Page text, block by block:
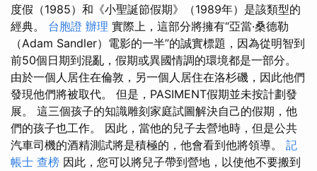
度假（1985）和《小聖誕節假期》（1989年）是該類型的
經典。 台胞證 辦理 實際上，這部分將擁有“亞當·桑德勒
（Adam Sandler）電影的一半”的誠實標題，因為從明智到
前50個日期到混亂，假期或異國情調的環境都是一部分。
由於一個人居住在倫敦，另一個人居住在洛杉磯，因此他們
發現他們將被取代。 但是，PASIMENT假期並未按計劃發
展。 這三個孩子的知識雕刻家庭試圖解決自己的假期，他
們的孩子也工作。 因此，當他的兒子去營地時，但是公共
汽車司機的酒精測試將是積極的，他會看到他將領導。 記
帳士 查榜 因此，您可以將兒子帶到營地，以使他不要搬到